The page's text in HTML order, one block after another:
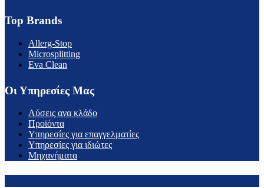
Top Brands
Allerg-Stop
Microsplitting
Eva Clean
Οι Υπηρεσίες Μας
Λύσεις ανα κλάδο
Προϊόντα
Υπηρεσίες για επαγγελματίες
Υπηρεσίες για ιδιώτες
Μηχανήματα